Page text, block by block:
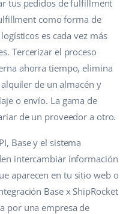
tus pedidos de fulfillment
como forma de
es cada vez más
Tercerizar el proceso
ahorra tiempo, elimina
de un almacén y
o envío. La gama de
de un proveedor a otro.
Base y el sistema
intercambiar información
aparecen en tu sitio web o
Base x ShipRocket
por una empresa de